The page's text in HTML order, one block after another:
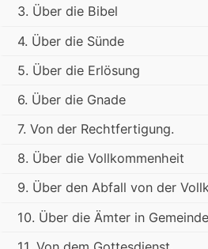
3. Über die Bibel
4. Über die Sünde
5. Über die Erlösung
6. Über die Gnade
7. Von der Rechtfertigung.
8. Über die Vollkommenheit
9. Über den Abfall von der
10. Über die Ämter in